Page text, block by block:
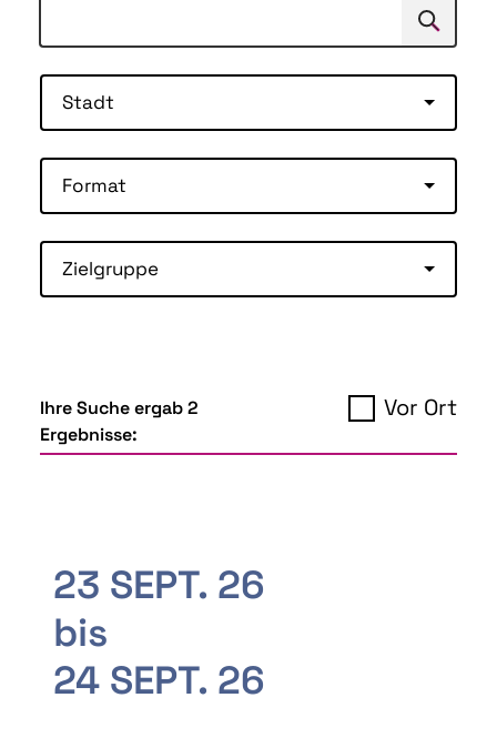
Suchen
Stadt
Format
Zielgruppe
Ihre Suche ergab 2
Ergebnisse:
Vor Ort
23 SEPT. 26
bis
24 SEPT. 26